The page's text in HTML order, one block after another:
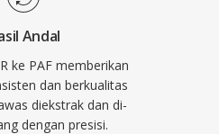
Andal
ke PAF memberikan
dan berkualitas
diekstrak dan di-
dengan presisi.